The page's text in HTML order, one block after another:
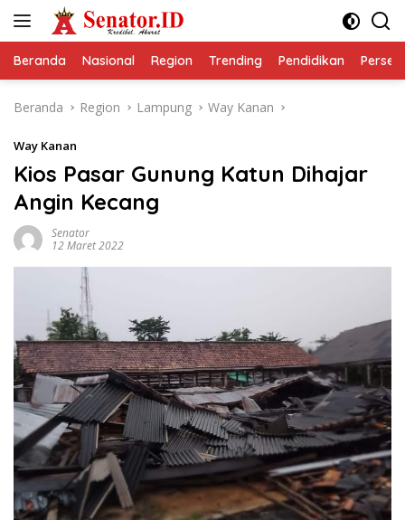
Beranda Nasional Region Trending Pendidikan
Beranda Region Lampung Way Kanan
Way Kanan
Kios Pasar Gunung Katun Dihajar
Angin Kecang
Senator
12 Maret 2022